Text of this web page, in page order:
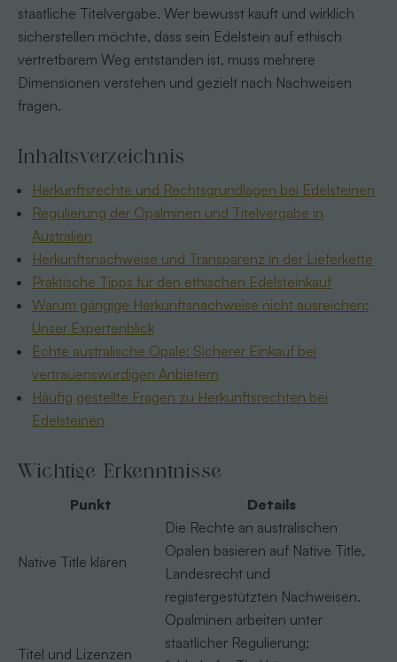
staatliche Titelvergabe. Wer bewusst kauft und wirklich
sicherstellen möchte, dass sein Edelstein auf ethisch
vertretbarem Weg entstanden ist, muss mehrere
Dimensionen verstehen und gezielt nach Nachweisen
fragen.
Inhaltsverzeichnis
Herkunftsrechte und Rechtsgrundlagen bei Edelsteinen
Regulierung der Opalminen und Titelvergabe in
Australien
Herkunftsnachweise und Transparenz in der Lieferkette
Praktische Tipps für den ethischen Edelsteinkauf
Warum gängige Herkunftsnachweise nicht ausreichen:
Unser Expertenblick
Echte australische Opale: Sicherer Einkauf bei
vertrauenswürdigen Anbietern
Häufig gestellte Fragen zu Herkunftsrechten bei
Edelsteinen
Wichtige Erkenntnisse
Punkt Details
Native Title klären
Die Rechte an australischen
Opalen basieren auf Native Title,
Landesrecht und
registergestützten Nachweisen.
Titel und Lizenzen
Opalminen arbeiten unter
staatlicher Regulierung;